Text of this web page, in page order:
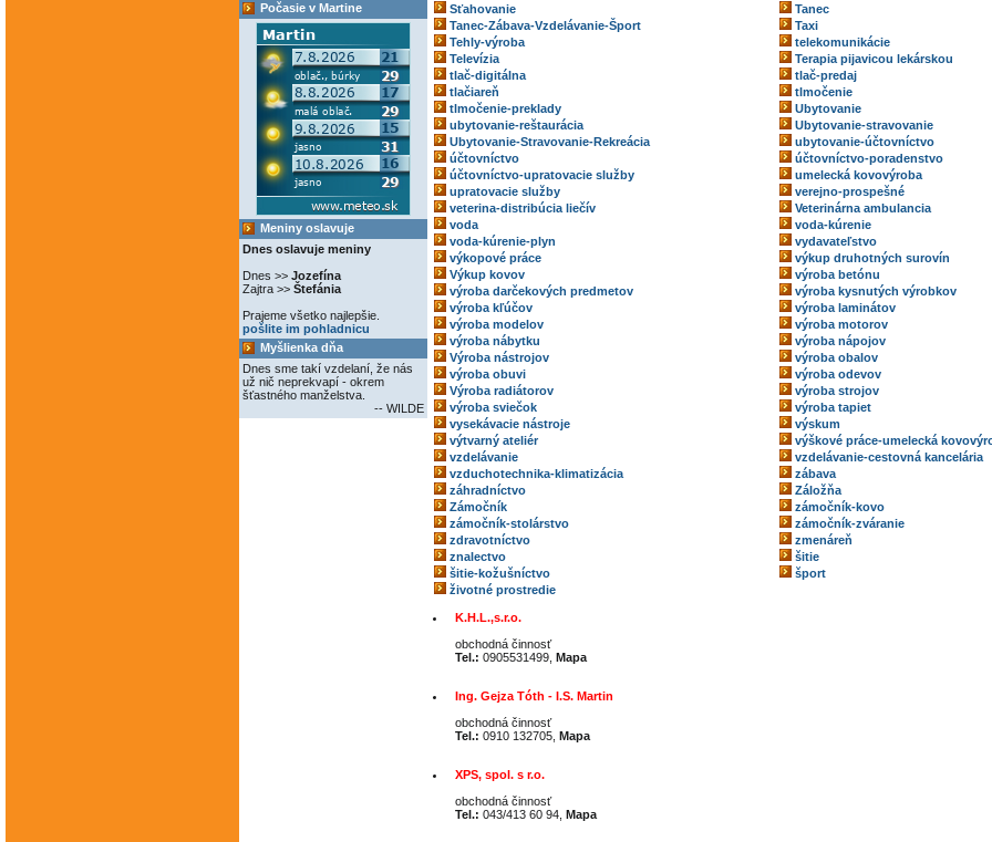
Počasie v Martine
Meniny oslavuje
Dnes oslavuje meniny
Dnes >> Jozefína
Zajtra >> Štefánia
Prajeme všetko najlepšie.
pošlite im pohladnicu
Myšlienka dňa
Dnes sme takí vzdelaní, že nás
už nič neprekvapí - okrem
šťastného manželstva.
-- WILDE
Sťahovanie
Tanec
Tanec-Zábava-Vzdelávanie-Šport
Taxi
Tehly-výroba
telekomunikácie
Televízia
Terapia pijavicou lekárskou
tlač-digitálna
tlač-predaj
tlačiareň
tlmočenie
tlmočenie-preklady
Ubytovanie
ubytovanie-reštaurácia
Ubytovanie-stravovanie
Ubytovanie-Stravovanie-Rekreácia
ubytovanie-účtovníctvo
účtovníctvo
účtovníctvo-poradenstvo
účtovníctvo-upratovacie služby
umelecká kovovýroba
upratovacie služby
verejno-prospešné
veterina-distribúcia liečív
Veterinárna ambulancia
voda
voda-kúrenie
voda-kúrenie-plyn
vydavateľstvo
výkopové práce
výkup druhotných surovín
Výkup kovov
výroba betónu
výroba darčekových predmetov
výroba kysnutých výrobkov
výroba kľúčov
výroba laminátov
výroba modelov
výroba motorov
výroba nábytku
výroba nápojov
Výroba nástrojov
výroba obalov
výroba obuvi
výroba odevov
Výroba radiátorov
výroba strojov
výroba sviečok
výroba tapiet
vysekávacie nástroje
výskum
výtvarný ateliér
výškové práce-umelecká
vzdelávanie
vzdelávanie-cestovná kancelária
vzduchotechnika-klimatizácia
zábava
záhradníctvo
Záložňa
Zámočník
zámočník-kovo
zámočník-stolárstvo
zámočník-zváranie
zdravotníctvo
zmenáreň
znalectvo
šitie
šitie-kožušníctvo
šport
životné prostredie
K.H.L.,s.r.o.
obchodná činnosť
Tel.: 0905531499, Mapa
Ing. Gejza Tóth - I.S. Martin
obchodná činnosť
Tel.: 0910 132705, Mapa
XPS, spol. s r.o.
obchodná činnosť
Tel.: 043/413 60 94, Mapa